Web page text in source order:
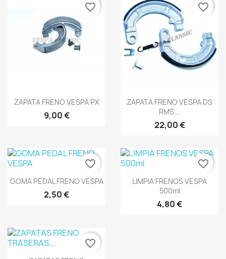
Vista rápida
ZAPATA FRENO VESPA PX
9,00 €
favorite_border
 Vista rápida
ZAPATA FRENO VESPA DS
RMS...
22,00 €
favorite_border
Vista rápida
GOMA PEDAL FRENO VESPA
2,50 €
favorite_border
Vista rápida
LIMPIA FRENOS VESPA
500ml
4,80 €
favorite_border
favorite_border